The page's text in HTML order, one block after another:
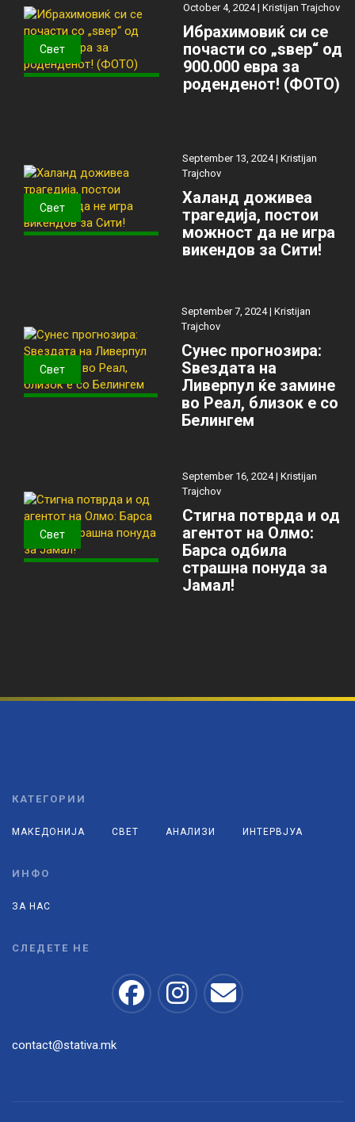
Свет
October 4, 2024 |Kristijan Trajchov
Ибрахимовиќ си се
почасти со „ѕвер“ од
900.000 евра за
роденденот! (ФОТО)
Свет
September 13, 2024 |Kristijan
Trajchov
Халанд доживеа
трагедија, постои
можност да не игра
викендов за Сити!
Свет
September 7, 2024 |Kristijan
Trajchov
Сунес прогнозира:
Ѕвездата на
Ливерпул ќе замине
во Реал, близок е со
Белингем
Свет
September 16, 2024 | Kristijan
Trajchov
Стигна потврда и од
агентот на Олмо:
Барса одбила
страшна понуда за
Јамал!
КАТЕГОРИИ
МАКЕДОНИЈА СВЕТ АНАЛИЗИ ИНТЕРВЈУА
ИНФО
ЗА НАС
СЛЕДЕТЕ НЕ
contact@stativa.mk